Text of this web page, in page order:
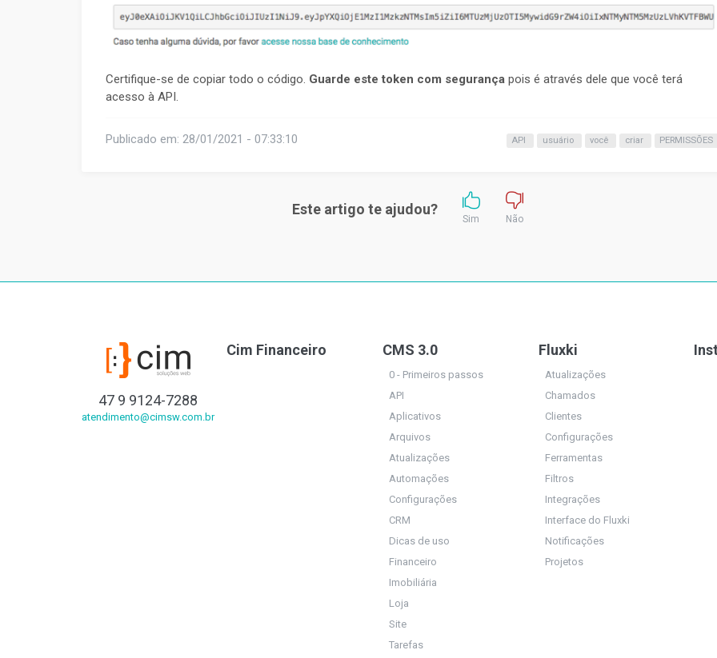
Certifique-se de copiar todo o código. Guarde este token com segurança pois é através dele que você terá
acesso à API.
Publicado em: 28/01/2021 - 07:33:10 API usuário você criar PERMISSÕES
Este artigo te ajudou?
Sim Não
47 9 9124-7288
atendimento@cimsw.com.br
Cim Financeiro CMS 3.0
0 - Primeiros passos
API
Aplicativos
Arquivos
Atualizações
Automações
Configurações
CRM
Dicas de uso
Financeiro
Imobiliária
Loja
Site
Tarefas
Fluxki
Atualizações
Chamados
Clientes
Configurações
Ferramentas
Filtros
Integrações
Interface do Fluxki
Notificações
Projetos